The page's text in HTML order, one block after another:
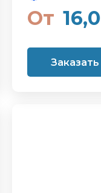
От
Заказать